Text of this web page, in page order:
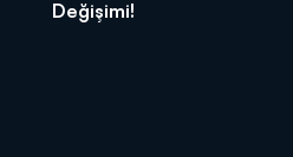
Değişimi!